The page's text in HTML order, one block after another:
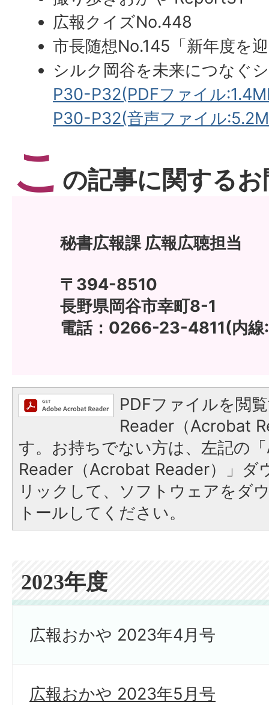
広報クイズNo.448
市長随想No.145「新年度を
シルク岡谷を未来につなぐ
P30-P32(PDFファイル
P30-P32(音声ファイル
こ の記事に関する
秘書広報課 広報広聴担当
〒394-8510
長野県岡谷市幸町8-1
電話：0266-23-4811(内
PDFファイルを閲
Reader（Acrobat
す。お持ちでない方は、左記の
Reader（Acrobat Reader）」ダ
リックして、ソフトウェアをダ
トールしてください。
2023年度
広報おかや 2023年4月号
広報おかや 2023年5月号